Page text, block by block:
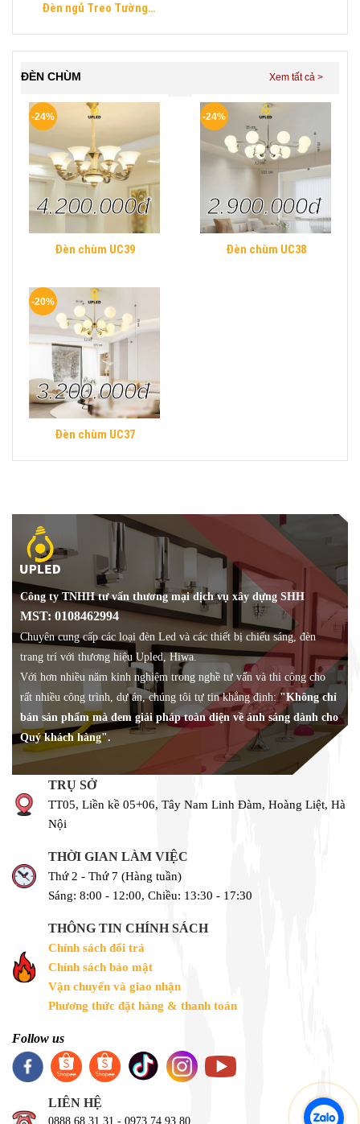
Đèn ngủ Treo Tường
ĐÈN CHÙM
Đèn chùm UC39
4.200.000đ
-24%
Đèn chùm UC38
2.900.000đ
-24%
Đèn chùm UC37
3.200.000đ
-20%
Công ty TNHH tư vấn thương mại dịch vụ xây dựng SHH
MST: 0108462994
Chuyên cung cấp các loại đèn Led và các thiết bị chiếu sáng, đèn
trang trí với thương hiệu Upled, Hiwa.
Với hơn nhiều năm kinh nghiệm trong nghề tư vấn và thi công cho
rất nhiều công trình, dự án, chúng tôi tự tin khẳng định:"Không chỉ
bán sản phẩm mà đem giải pháp toàn diện về ánh sáng dành cho
Quý khách hàng".
TRỤ SỞ
TT05, Liền kề 05+06, Tây Nam Linh Đàm, Hoàng Liệt, Hà
Nội
THỜI GIAN LÀM VIỆC
Thứ 2 - Thứ 7 (Hàng tuần)
Sáng: 8:00 - 12:00, Chiều: 13:30 - 17:30
THÔNG TIN CHÍNH SÁCH
Chính sách đổi trả
Chính sách bảo mật
Vận chuyển và giao nhận
Phương thức đặt hàng & thanh toán
Follow us
LIÊN HỆ
0888 68 31 31 - 0973 74 93 80